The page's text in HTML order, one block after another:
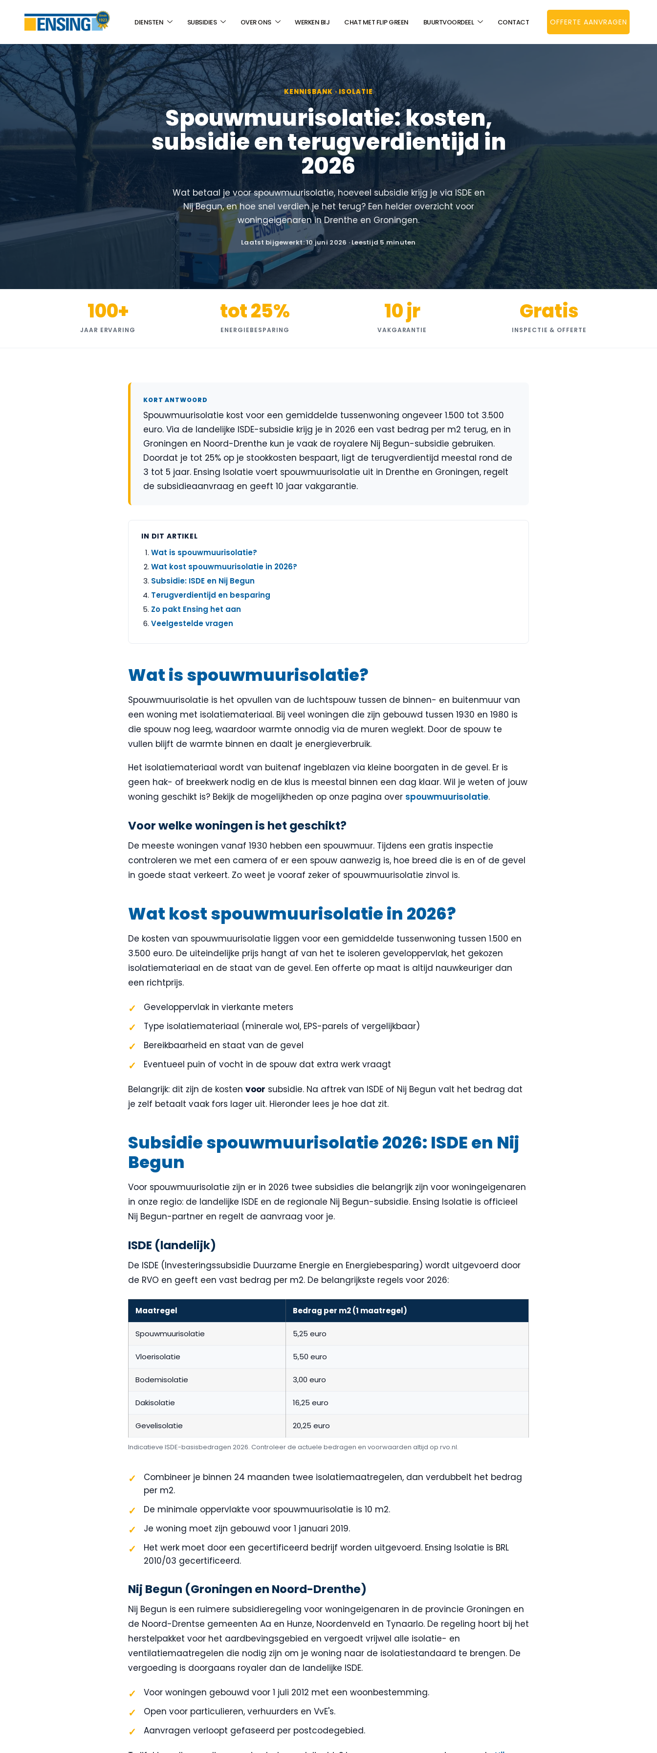
DIENSTEN SUBSIDIES OVER ONS WERKEN BIJ CHAT MET FLIP GREEN BUURTVOORDEEL CONTACT OFFERTE AANVRAGEN
KENNISBANK · ISOLATIE
Spouwmuurisolatie: kosten,
subsidie en terugverdientijd in
2026
Wat betaal je voor spouwmuurisolatie, hoeveel subsidie krijg je via ISDE en
Nij Begun, en hoe snel verdien je het terug? Een helder overzicht voor
woningeigenaren in Drenthe en Groningen.
Laatst bijgewerkt: 10 juni 2026 · Leestijd 5 minuten
100+
JAAR ERVARING
tot 25%
ENERGIEBESPARING
10 jr
VAKGARANTIE
Gratis
INSPECTIE & OFFERTE
KORT ANTWOORD
Spouwmuurisolatie kost voor een gemiddelde tussenwoning ongeveer 1.500 tot 3.500
euro. Via de landelijke ISDE-subsidie krijg je in 2026 een vast bedrag per m2 terug, en in
Groningen en Noord-Drenthe kun je vaak de royalere Nij Begun-subsidie gebruiken.
Doordat je tot 25% op je stookkosten bespaart, ligt de terugverdientijd meestal rond de
3 tot 5 jaar. Ensing Isolatie voert spouwmuurisolatie uit in Drenthe en Groningen, regelt
de subsidieaanvraag en geeft 10 jaar vakgarantie.
IN DIT ARTIKEL
Wat is spouwmuurisolatie?
Wat kost spouwmuurisolatie in 2026?
Subsidie: ISDE en Nij Begun
Terugverdientijd en besparing
Zo pakt Ensing het aan
Veelgestelde vragen
Wat is spouwmuurisolatie?
Spouwmuurisolatie is het opvullen van de luchtspouw tussen de binnen- en buitenmuur van
een woning met isolatiemateriaal. Bij veel woningen die zijn gebouwd tussen 1930 en 1980 is
die spouw nog leeg, waardoor warmte onnodig via de muren weglekt. Door de spouw te
vullen blijft de warmte binnen en daalt je energieverbruik.
Het isolatiemateriaal wordt van buitenaf ingeblazen via kleine boorgaten in de gevel. Er is
geen hak- of breekwerk nodig en de klus is meestal binnen een dag klaar. Wil je weten of jouw
woning geschikt is? Bekijk de mogelijkheden op onze pagina over spouwmuurisolatie.
Voor welke woningen is het geschikt?
De meeste woningen vanaf 1930 hebben een spouwmuur. Tijdens een gratis inspectie
controleren we met een camera of er een spouw aanwezig is, hoe breed die is en of de gevel
in goede staat verkeert. Zo weet je vooraf zeker of spouwmuurisolatie zinvol is.
Wat kost spouwmuurisolatie in 2026?
De kosten van spouwmuurisolatie liggen voor een gemiddelde tussenwoning tussen 1.500 en
3.500 euro. De uiteindelijke prijs hangt af van het te isoleren geveloppervlak, het gekozen
isolatiemateriaal en de staat van de gevel. Een offerte op maat is altijd nauwkeuriger dan
een richtprijs.
Geveloppervlak in vierkante meters
Type isolatiemateriaal (minerale wol, EPS-parels of vergelijkbaar)
Bereikbaarheid en staat van de gevel
Eventueel puin of vocht in de spouw dat extra werk vraagt
Belangrijk: dit zijn de kosten voor subsidie. Na aftrek van ISDE of Nij Begun valt het bedrag dat
je zelf betaalt vaak fors lager uit. Hieronder lees je hoe dat zit.
Subsidie spouwmuurisolatie 2026: ISDE en Nij
Begun
Voor spouwmuurisolatie zijn er in 2026 twee subsidies die belangrijk zijn voor woningeigenaren
in onze regio: de landelijke ISDE en de regionale Nij Begun-subsidie. Ensing Isolatie is officieel
Nij Begun-partner en regelt de aanvraag voor je.
ISDE (landelijk)
De ISDE (Investeringssubsidie Duurzame Energie en Energiebesparing) wordt uitgevoerd door
de RVO en geeft een vast bedrag per m2. De belangrijkste regels voor 2026:
Maatregel Bedrag per m2 (1 maatregel)
Spouwmuurisolatie 5,25 euro
Vloerisolatie 5,50 euro
Bodemisolatie 3,00 euro
Dakisolatie 16,25 euro
Gevelisolatie 20,25 euro
Indicatieve ISDE-basisbedragen 2026. Controleer de actuele bedragen en voorwaarden altijd op rvo.nl.
Combineer je binnen 24 maanden twee isolatiemaatregelen, dan verdubbelt het bedrag
per m2.
De minimale oppervlakte voor spouwmuurisolatie is 10 m2.
Je woning moet zijn gebouwd voor 1 januari 2019.
Het werk moet door een gecertificeerd bedrijf worden uitgevoerd. Ensing Isolatie is BRL
2010/03 gecertificeerd.
Nij Begun (Groningen en Noord-Drenthe)
Nij Begun is een ruimere subsidieregeling voor woningeigenaren in de provincie Groningen en
de Noord-Drentse gemeenten Aa en Hunze, Noordenveld en Tynaarlo. De regeling hoort bij het
herstelpakket voor het aardbevingsgebied en vergoedt vrijwel alle isolatie- en
ventilatiemaatregelen die nodig zijn om je woning naar de isolatiestandaard te brengen. De
vergoeding is doorgaans royaler dan de landelijke ISDE.
Voor woningen gebouwd voor 1 juli 2012 met een woonbestemming.
Open voor particulieren, verhuurders en VvE's.
Aanvragen verloopt gefaseerd per postcodegebied.